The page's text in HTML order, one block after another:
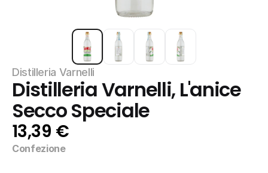
Distilleria Varnelli
Distilleria Varnelli, L'anice
Secco Speciale
13,39 €
Confezione